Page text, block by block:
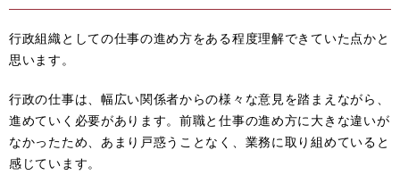
行政組織としての仕事の進め方をある程度理解できていた点かと
思います。
行政の仕事は、幅広い関係者からの様々な意見を踏まえながら、
進めていく必要があります。前職と仕事の進め方に大きな違いが
なかったため、あまり戸惑うことなく、業務に取り組めていると
感じています。